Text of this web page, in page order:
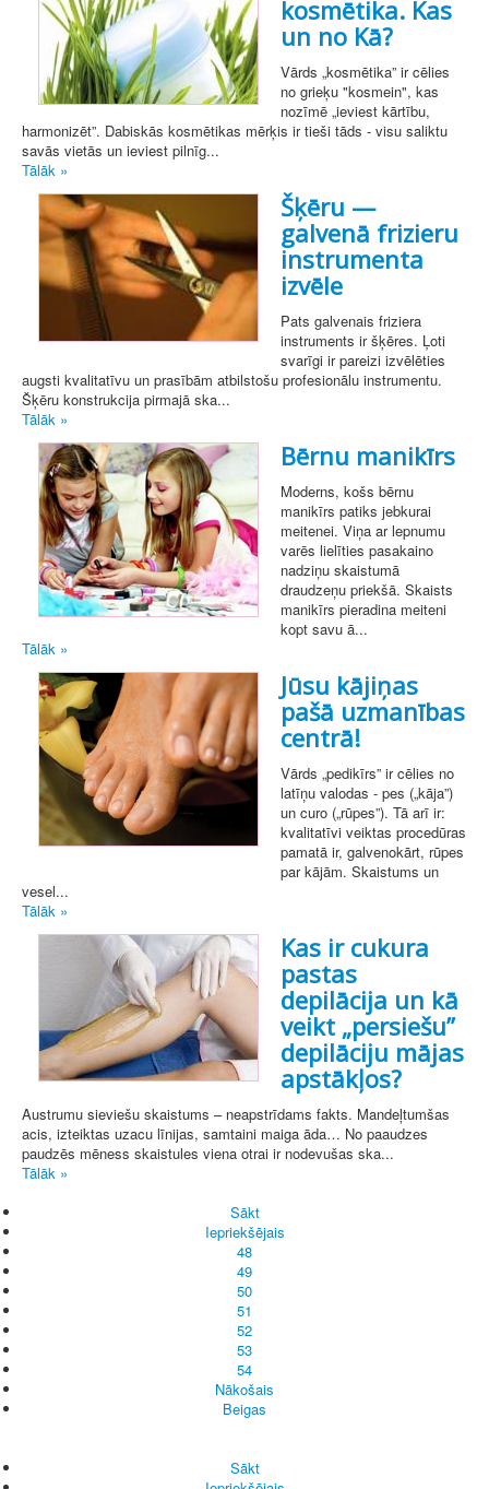
kosmētika. Kas
un no Kā?
Vārds „kosmētika” ir cēlies
no grieķu "kosmein", kas
nozīmē „ieviest kārtību,
harmonizēt”. Dabiskās kosmētikas mērķis ir tieši tāds - visu saliktu
savās vietās un ieviest pilnīg...
Tālāk »
Šķēru —
galvenā frizieru
instrumenta
izvēle
Pats galvenais friziera
instruments ir šķēres. Ļoti
svarīgi ir pareizi izvēlēties
augsti kvalitatīvu un prasībām atbilstošu profesionālu instrumentu.
Šķēru konstrukcija pirmajā ska...
Tālāk »
Bērnu manikīrs
Moderns, košs bērnu
manikīrs patiks jebkurai
meitenei. Viņa ar lepnumu
varēs lielīties pasakaino
nadziņu skaistumā
draudzeņu priekšā. Skaists
manikīrs pieradina meiteni
kopt savu ā...
Tālāk »
Jūsu kājiņas
pašā uzmanības
centrā!
Vārds „pedikīrs” ir cēlies no
latīņu valodas - pes („kāja”)
un curo („rūpes”). Tā arī ir:
kvalitatīvi veiktas procedūras
pamatā ir, galvenokārt, rūpes
par kājām. Skaistums un
vesel...
Tālāk »
Kas ir cukura
pastas
depilācija un kā
veikt „persiešu”
depilāciju mājas
apstākļos?
Austrumu sieviešu skaistums – neapstrīdams fakts. Mandeļtumšas
acis, izteiktas uzacu līnijas, samtaini maiga āda… No paaudzes
paudzēs mēness skaistules viena otrai ir nodevušas ska...
Tālāk »
Sākt
Iepriekšējais
48
49
50
51
52
53
54
Nākošais
Beigas
Sākt